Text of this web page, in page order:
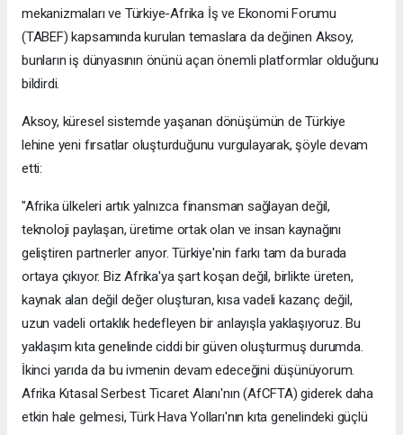
mekanizmaları ve Türkiye-Afrika İş ve Ekonomi Forumu
(TABEF) kapsamında kurulan temaslara da değinen Aksoy,
bunların iş dünyasının önünü açan önemli platformlar olduğunu
bildirdi.
Aksoy, küresel sistemde yaşanan dönüşümün de Türkiye
lehine yeni fırsatlar oluşturduğunu vurgulayarak, şöyle devam
etti:
"Afrika ülkeleri artık yalnızca finansman sağlayan değil,
teknoloji paylaşan, üretime ortak olan ve insan kaynağını
geliştiren partnerler arıyor. Türkiye'nin farkı tam da burada
ortaya çıkıyor. Biz Afrika'ya şart koşan değil, birlikte üreten,
kaynak alan değil değer oluşturan, kısa vadeli kazanç değil,
uzun vadeli ortaklık hedefleyen bir anlayışla yaklaşıyoruz. Bu
yaklaşım kıta genelinde ciddi bir güven oluşturmuş durumda.
İkinci yarıda da bu ivmenin devam edeceğini düşünüyorum.
Afrika Kıtasal Serbest Ticaret Alanı'nın (AfCFTA) giderek daha
etkin hale gelmesi, Türk Hava Yolları'nın kıta genelindeki güçlü